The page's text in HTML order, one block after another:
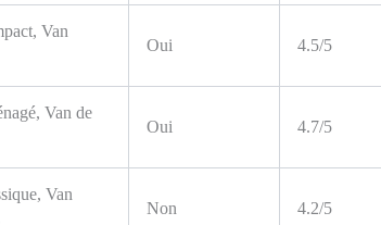
Van
Oui 4.5/5
Van de
Oui 4.7/5
Van
Non 4.2/5